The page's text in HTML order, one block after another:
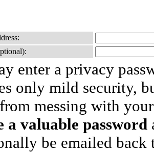
enter a privacy
only mild security,
messing with
a valuable password
be emailed